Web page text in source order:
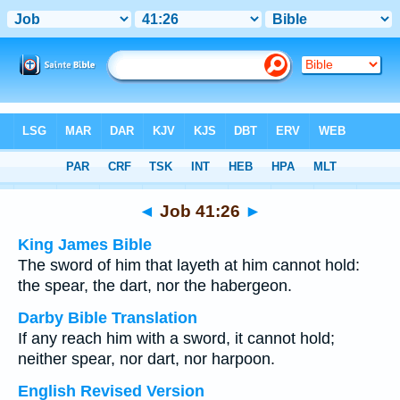
> Job 41:26
◄ Job 41:26 ►
King James Bible
The sword of him that layeth at him cannot hold:
the spear, the dart, nor the habergeon.
Darby Bible Translation
If any reach him with a sword, it cannot hold;
neither spear, nor dart, nor harpoon.
English Revised Version